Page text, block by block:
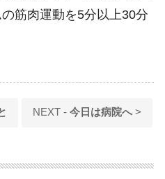
筋肉運動を5分以上30分
NEXT - 今日は病院へ>